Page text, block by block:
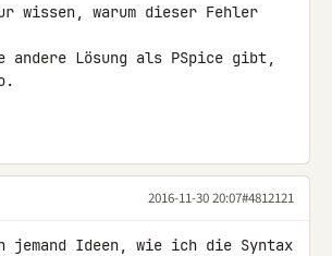
warum dieser Fehler
andere Lösung als PSpice gibt,
2016-11-30 20:07#4812121
jemand Ideen, wie ich die Syntax